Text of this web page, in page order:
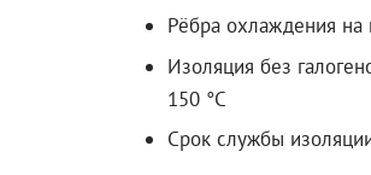
Рёбра охлаждения на
Изоляция без
150 °C
Срок службы